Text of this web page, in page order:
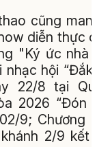
cũng
diễn thực
"Ký ức nhà
nhạc hội “Đắk
22/8 tại
2026 “Đón
9; Chương
2/9 kết